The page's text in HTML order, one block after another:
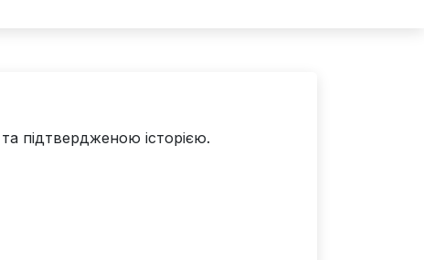
підтвердженою історією.